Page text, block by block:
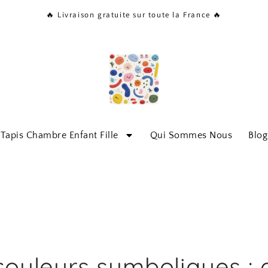
🔥 Livraison gratuite sur toute la France 🔥
Tapis Chambre Enfant Fille Qui Sommes Nous Blog